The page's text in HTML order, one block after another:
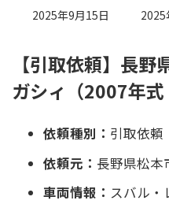
2025年9月15日 最終
2025
【引取依頼】長
ガシィ（2007年
依頼種別： 引取依頼
依頼元： 長野県松本
車両情報： スバル・